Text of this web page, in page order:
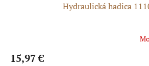
Hydraulická hadica
15,97 €